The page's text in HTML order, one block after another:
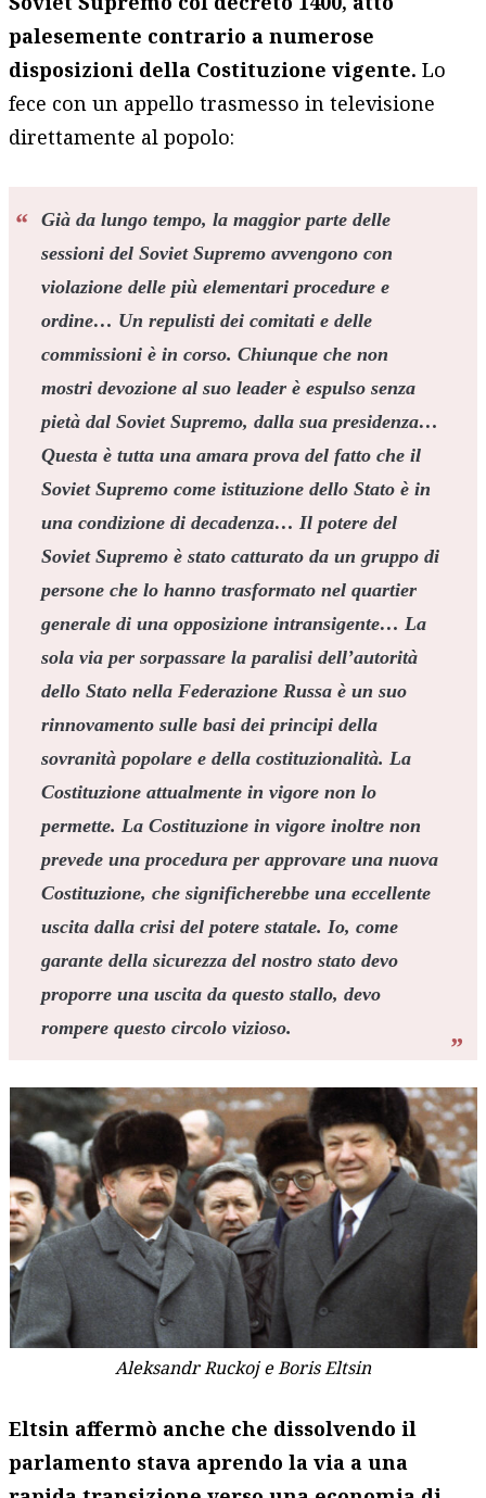
palesemente contrario a numerose
disposizioni della Costituzione vigente. Lo
fece con un appello trasmesso in televisione
direttamente al popolo:
Già da lungo tempo, la maggior parte delle
sessioni del Soviet Supremo avvengono con
violazione delle più elementari procedure e
ordine… Un repulisti dei comitati e delle
commissioni è in corso. Chiunque che non
mostri devozione al suo leader è espulso senza
pietà dal Soviet Supremo, dalla sua presidenza…
Questa è tutta una amara prova del fatto che il
Soviet Supremo come istituzione dello Stato è in
una condizione di decadenza… Il potere del
Soviet Supremo è stato catturato da un gruppo di
persone che lo hanno trasformato nel quartier
generale di una opposizione intransigente… La
sola via per sorpassare la paralisi dell’autorità
dello Stato nella Federazione Russa è un suo
rinnovamento sulle basi dei principi della
sovranità popolare e della costituzionalità. La
Costituzione attualmente in vigore non lo
permette. La Costituzione in vigore inoltre non
prevede una procedura per approvare una nuova
Costituzione, che significherebbe una eccellente
uscita dalla crisi del potere statale. Io, come
garante della sicurezza del nostro stato devo
proporre una uscita da questo stallo, devo
rompere questo circolo vizioso.
Aleksandr Ruckoj e Boris Eltsin
Eltsin affermò anche che dissolvendo il
parlamento stava aprendo la via a una